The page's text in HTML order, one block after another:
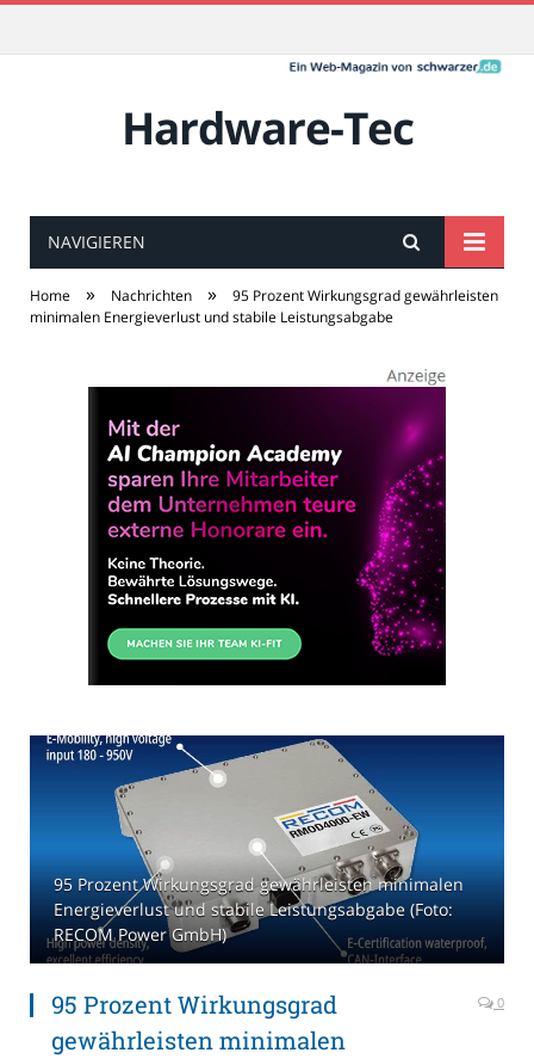
Hardware-Tec
NAVIGIEREN
Home » Nachrichten »
95 Prozent Wirkungsgrad gewährleisten
minimalen Energieverlust und stabile Leistungsabgabe
95 Prozent Wirkungsgrad gewährleisten minimalen
Energieverlust und stabile Leistungsabgabe (Foto:
RECOM Power GmbH)
95 Prozent Wirkungsgrad
gewährleisten minimalen
0